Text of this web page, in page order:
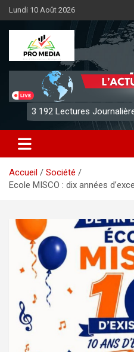
Aller
au
contenu
Lundi 10 Août 2026
Sénégal
3 192 Lectures
Accueil
Société
Ecole MISCO : dix années